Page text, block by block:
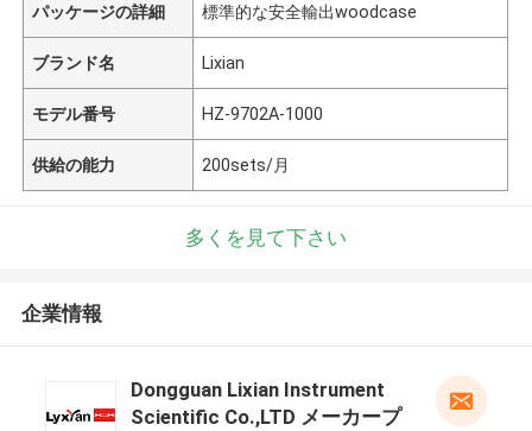
パッケージの詳細 標準的な安全輸出woodcase
ブランド名 Lixian
モデル番号 HZ-9702A-1000
供給の能力 200sets/月
多くを見て下さい
企業情報
Dongguan Lixian Instrument
Scientific Co.,LTD メーカープ